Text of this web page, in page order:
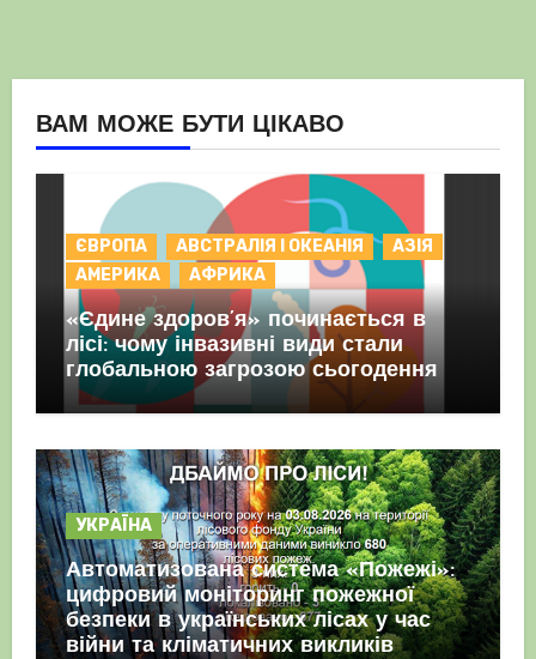
ВАМ МОЖЕ БУТИ ЦІКАВО
ЄВРОПА АВСТРАЛІЯ І ОКЕАНІЯ
АЗІЯ
АМЕРИКА
АФРИКА
«Єдине здоров’я» починається в
лісі: чому інвазивні види стали
глобальною загрозою сьогодення
УКРАЇНА
Автоматизована система «Пожежі»:
цифровий моніторинг пожежної
безпеки в українських лісах у час
війни та кліматичних викликів